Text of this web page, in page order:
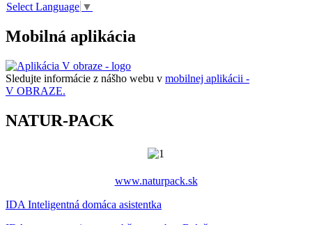
Select Language ▼
Mobilná aplikácia
Sledujte informácie z nášho webu v mobilnej aplikácii -
V OBRAZE.
NATUR-PACK
www.naturpack.sk
IDA Inteligentná domáca asistentka